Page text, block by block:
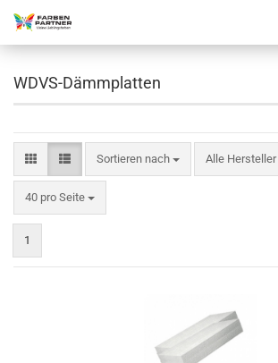
WDVS-Dämmplatten
Sortieren nach
Sortieren nach Alle Hersteller
40 pro Seite
pro Seite
1